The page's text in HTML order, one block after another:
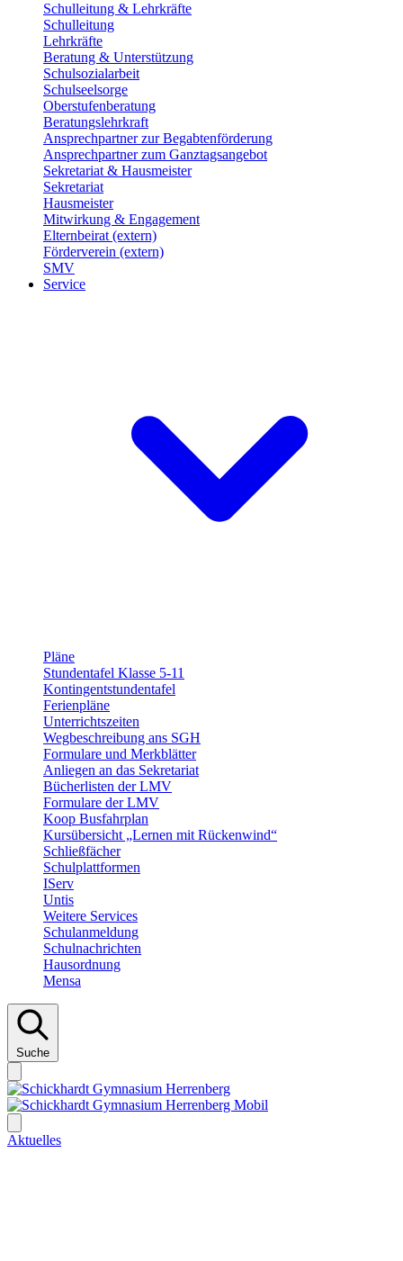
Schulleitung & Lehrkräfte
Schulleitung
Lehrkräfte
Beratung & Unterstützung
Schulsozialarbeit
Schulseelsorge
Oberstufenberatung
Beratungslehrkraft
Ansprechpartner zur Begabtenförderung
Ansprechpartner zum Ganztagsangebot
Sekretariat & Hausmeister
Sekretariat
Hausmeister
Mitwirkung & Engagement
Elternbeirat (extern)
Förderverein (extern)
SMV
Service
Pläne
Stundentafel Klasse 5-11
Kontingentstundentafel
Ferienpläne
Unterrichtszeiten
Wegbeschreibung ans SGH
Formulare und Merkblätter
Anliegen an das Sekretariat
Bücherlisten der LMV
Formulare der LMV
Koop Busfahrplan
Kursübersicht „Lernen mit Rückenwind“
Schließfächer
Schulplattformen
IServ
Untis
Weitere Services
Schulanmeldung
Schulnachrichten
Hausordnung
Mensa
Suche
Aktuelles